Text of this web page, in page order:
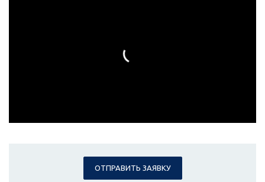
ОТПРАВИТЬ ЗАЯВКУ